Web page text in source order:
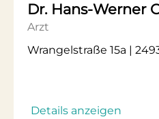
Dr. Hans-Werner
Arzt
Wrangelstraße 15a |
Details anzeigen